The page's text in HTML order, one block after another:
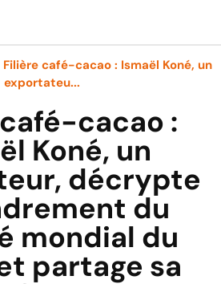
Filière café-cacao : Ismaël Koné, un
exportateu...
cacao :
Koné, un
décrypte
du
mondial du
partage sa